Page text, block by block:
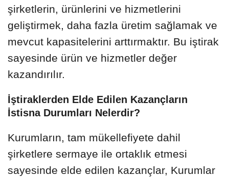
şirketlerin, ürünlerini ve hizmetlerini
geliştirmek, daha fazla üretim sağlamak ve
mevcut kapasitelerini arttırmaktır. Bu iştirak
sayesinde ürün ve hizmetler değer
kazandırılır.
İştiraklerden Elde Edilen Kazançların
İstisna Durumları Nelerdir?
Kurumların, tam mükellefiyete dahil
şirketlere sermaye ile ortaklık etmesi
sayesinde elde edilen kazançlar, Kurumlar